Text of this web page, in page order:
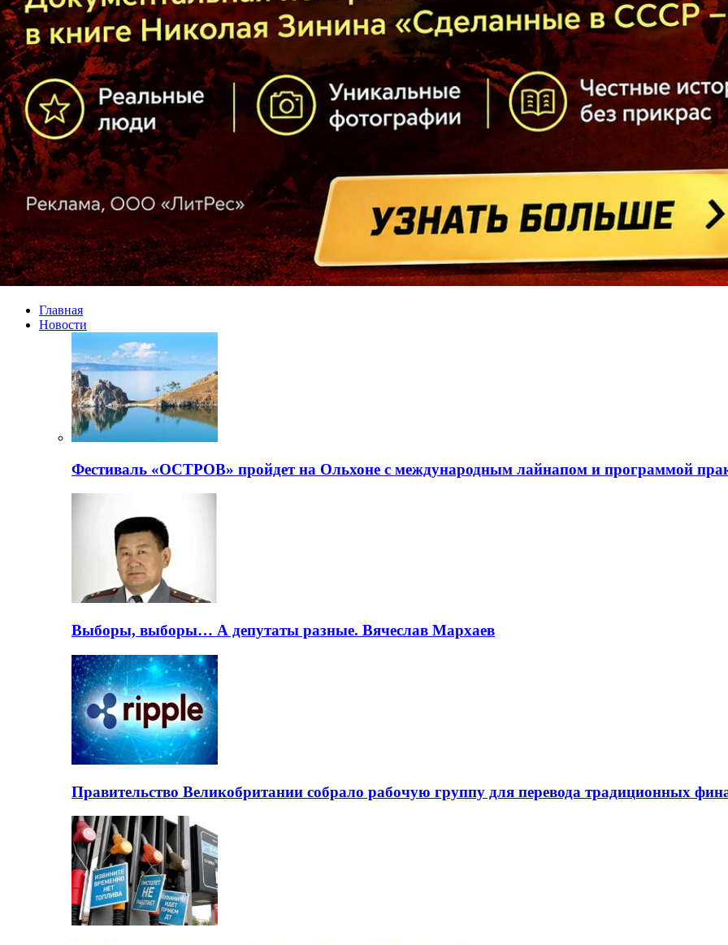
Главная
Новости
Фестиваль «ОСТРОВ» пройдет на Ольхоне с международным лайнапом и программой
Выборы, выборы… А депутаты разные. Вячеслав Мархаев
Правительство Великобритании собрало рабочую группу для перевода традиционных